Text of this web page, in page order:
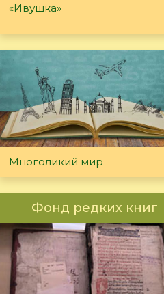
«Ивушка»
Многоликий мир
Фонд редких книг